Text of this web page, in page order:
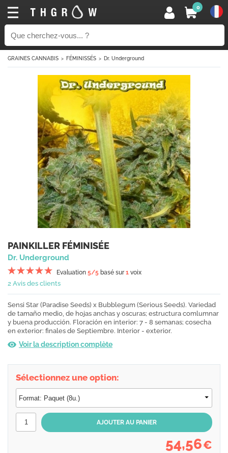
0
GRAINES CANNABIS FÉMINISSÉS Dr. Underground
PAINKILLER FÉMINISÉE
Dr. Underground
Evaluation 5/5 basé sur1 voix
2 Avis des clients
Sensi Star (Paradise Seeds) x Bubblegum (Serious Seeds). Variedad
de tamaño medio, de hojas anchas y oscuras; estructura comlumnar
y buena producción. Floración en interior: 7 - 8 semanas; cosecha
en exterior: finales de Septiembre. Interior - exterior.
Voir la description complète
Sélectionnez une option:
54,56€